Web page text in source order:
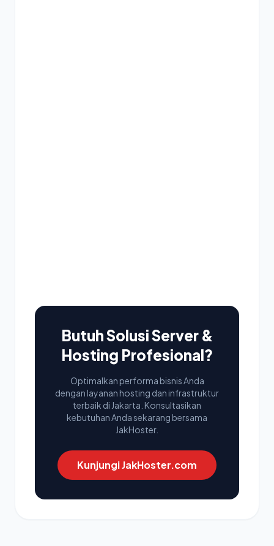
Butuh Solusi Server &
Hosting Profesional?
Optimalkan performa bisnis Anda
dengan layanan hosting dan infrastruktur
terbaik di Jakarta. Konsultasikan
kebutuhan Anda sekarang bersama
JakHoster.
Kunjungi JakHoster.com